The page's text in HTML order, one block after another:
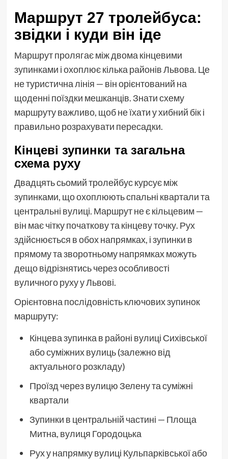
Маршрут 27 тролейбуса:
звідки і куди він іде
Маршрут пролягає між двома кінцевими
зупинками і охоплює кілька районів Львова. Це
не туристична лінія — він орієнтований на
щоденні поїздки мешканців. Знати схему
маршруту важливо, щоб не їхати у хибний бік і
правильно розрахувати пересадки.
Кінцеві зупинки та загальна
схема руху
Двадцять сьомий тролейбус курсує між
зупинками, що охоплюють спальні квартали та
центральні вулиці. Маршрут не є кільцевим —
він має чітку початкову та кінцеву точку. Рух
здійснюється в обох напрямках, і зупинки в
прямому та зворотньому напрямках можуть
дещо відрізнятись через особливості
вуличного руху у Львові.
Орієнтовна послідовність ключових зупинок
маршруту:
Кінцева зупинка в районі вулиці Сихівської
або суміжних вулиць (залежно від
актуального розкладу)
Проїзд через вулицю Зелену та суміжні
квартали
Зупинки в центральній частині — Площа
Митна, вулиця Городоцька
Рух у напрямку вулиці Кульпарківської або